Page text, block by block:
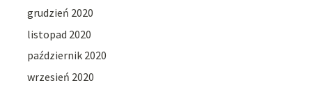
grudzień 2020
listopad 2020
październik 2020
wrzesień 2020